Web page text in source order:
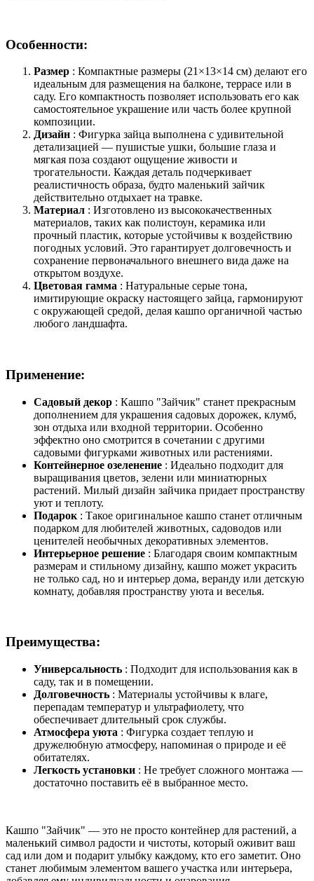
Особенности:
Размер : Компактные размеры (21×13×14 см) делают его
идеальным для размещения на балконе, террасе или в
саду. Его компактность позволяет использовать его как
самостоятельное украшение или часть более крупной
композиции.
Дизайн : Фигурка зайца выполнена с удивительной
детализацией — пушистые ушки, большие глаза и
мягкая поза создают ощущение живости и
трогательности. Каждая деталь подчеркивает
реалистичность образа, будто маленький зайчик
действительно отдыхает на травке.
Материал : Изготовлено из высококачественных
материалов, таких как полистоун, керамика или
прочный пластик, которые устойчивы к воздействию
погодных условий. Это гарантирует долговечность и
сохранение первоначального внешнего вида даже на
открытом воздухе.
Цветовая гамма : Натуральные серые тона,
имитирующие окраску настоящего зайца, гармонируют
с окружающей средой, делая кашпо органичной частью
любого ландшафта.
Применение:
Садовый декор : Кашпо "Зайчик" станет прекрасным
дополнением для украшения садовых дорожек, клумб,
зон отдыха или входной территории. Особенно
эффектно оно смотрится в сочетании с другими
садовыми фигурками животных или растениями.
Контейнерное озеленение : Идеально подходит для
выращивания цветов, зелени или миниатюрных
растений. Милый дизайн зайчика придает пространству
уют и теплоту.
Подарок : Такое оригинальное кашпо станет отличным
подарком для любителей животных, садоводов или
ценителей необычных декоративных элементов.
Интерьерное решение : Благодаря своим компактным
размерам и стильному дизайну, кашпо может украсить
не только сад, но и интерьер дома, веранду или детскую
комнату, добавляя пространству уюта и веселья.
Преимущества:
Универсальность : Подходит для использования как в
саду, так и в помещении.
Долговечность : Материалы устойчивы к влаге,
перепадам температур и ультрафиолету, что
обеспечивает длительный срок службы.
Атмосфера уюта : Фигурка создает теплую и
дружелюбную атмосферу, напоминая о природе и её
обитателях.
Легкость установки : Не требует сложного монтажа —
достаточно поставить её в выбранное место.
Кашпо "Зайчик" — это не просто контейнер для растений, а
маленький символ радости и чистоты, который оживит ваш
сад или дом и подарит улыбку каждому, кто его заметит. Оно
станет любимым элементом вашего участка или интерьера,